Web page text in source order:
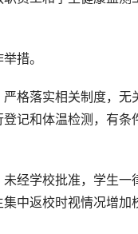
措。
格落实相关制度，无
记和体温检测，有
经学校批准，学生
中返校时视情况增加